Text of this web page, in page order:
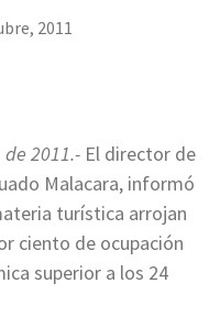
2011
2011.- El director de
Malacara, informó
turística arrojan
ciento de ocupación
superior a los 24